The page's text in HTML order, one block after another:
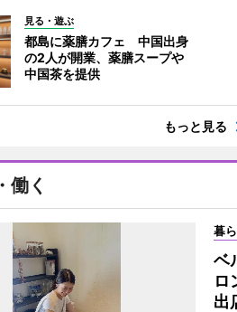
見る・遊ぶ
都島に薬膳カフェ 中国出身
の2人が開業、薬膳スープや
中国茶を提供
もっと見る
働く
暮
ベ
ロ
出